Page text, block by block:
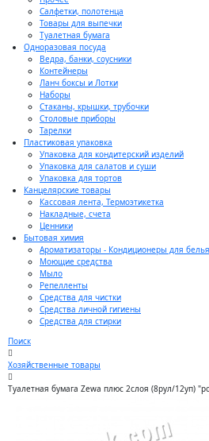
Салфетки, полотенца
Товары для выпечки
Туалетная бумага
Одноразовая посуда
Ведра, банки, соусники
Контейнеры
Ланч боксы и Лотки
Наборы
Стаканы, крышки, трубочки
Столовые приборы
Тарелки
Пластиковая упаковка
Упаковка для кондитерский изделий
Упаковка для салатов и суши
Упаковка для тортов
Канцелярские товары
Кассовая лента, Термоэтикетка
Накладные, счета
Ценники
Бытовая химия
Ароматизаторы - Кондиционеры для белья
Моющие средства
Мыло
Репелленты
Средства для чистки
Средства личной гигиены
Средства для стирки
Поиск
Хозяйственные товары
Туалетная бумага Zewa плюс 2слоя (8рул/12уп)